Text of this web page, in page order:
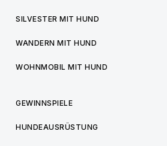
SILVESTER MIT HUND
WANDERN MIT HUND
WOHNMOBIL MIT HUND
GEWINNSPIELE
HUNDEAUSRÜSTUNG